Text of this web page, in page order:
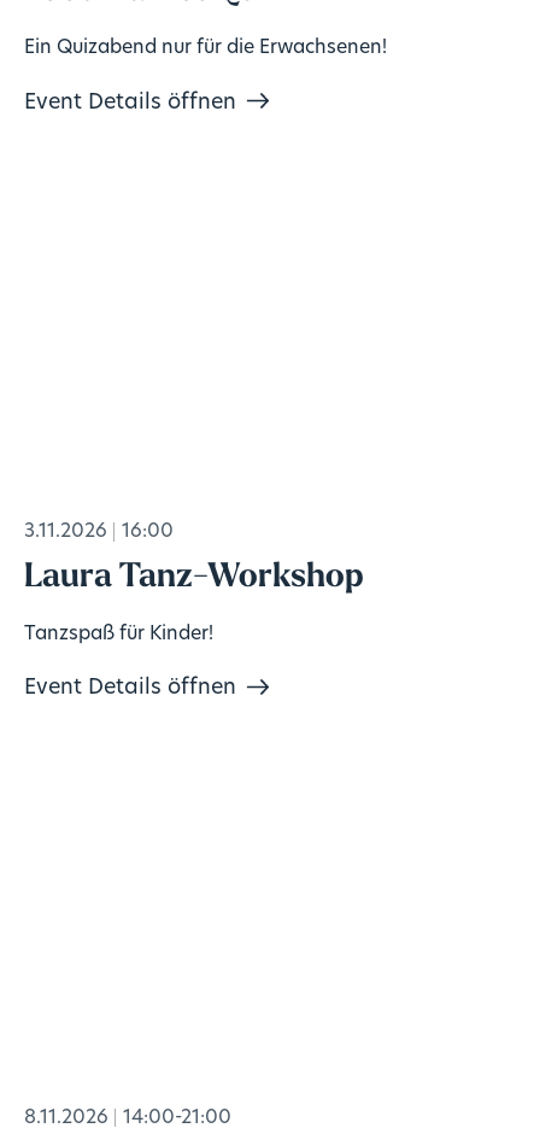
Ein Quizabend nur für die Erwachsenen!
Event Details öffnen
3.11.2026 16:00
Laura Tanz-Workshop
Tanzspaß für Kinder!
Event Details öffnen
8.11.2026 14:00-21:00